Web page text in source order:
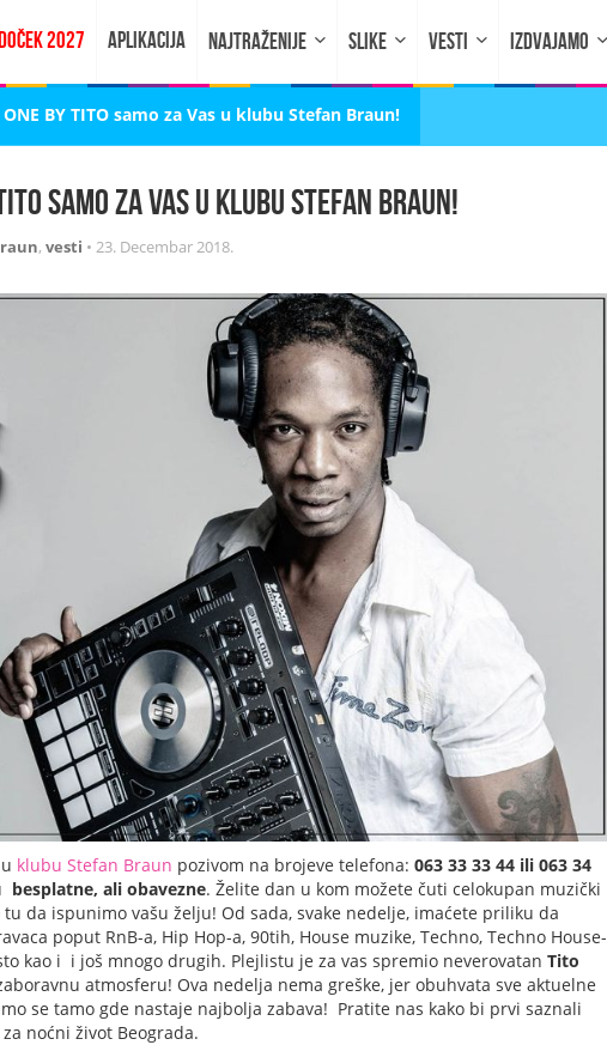
DOČEK 2027 APLIKACIJA NAJTRAŽENIJE SLIKE VESTI IZDVAJAMO
BY TITO samo za Vas u klubu Stefan Braun!
samo za Vas u klubu Stefan Braun!
, vesti • 23. Decembar 2018.
klubu Stefan Braun pozivom na brojeve telefona: 063 33 33 44 ili 063 34
besplatne, ali obavezne. Želite dan u kom možete čuti celokupan muzički
da ispunimo vašu želju! Od sada, svake nedelje, imaćete priliku da
poput RnB-a, Hip Hop-a, 90tih, House muzike, Techno, Techno House-
kao i i još mnogo drugih. Plejlistu je za vas spremio neverovatan Tito
atmosferu! Ova nedelja nema greške, jer obuhvata sve aktuelne
se tamo gde nastaje najbolja zabava! Pratite nas kako bi prvi saznali
noćni život Beograda.